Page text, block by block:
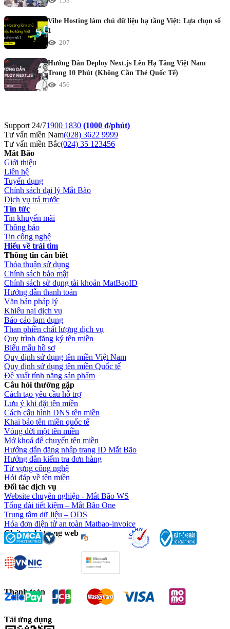
Vibe Hosting làm chủ dữ liệu hạ tầng Việt: Lựa chọn số
1
207
Hướng Dẫn Deploy Next.js Lên Hạ Tầng Việt Nam
Trong 10 Phút (Không Cần Thẻ Quốc Tế)
456
Support 24/71900 1830 (1000 đ/phút)
Tư vấn miền Nam(028) 3622 9999
Tư vấn miền Bắc(024) 35 123456
Mắt Bão
Giới thiệu
Liên hệ
Tuyển dụng
Chính sách đại lý Mắt Bão
Dịch vụ trả trước
Tin tức
Tin khuyến mãi
Thông báo
Tin công nghệ
Hiểu về trái tim
Thông tin cần biết
Thỏa thuận sử dụng
Chính sách bảo mật
Chính sách sử dụng tài khoản MatBaoID
Hướng dẫn thanh toán
Văn bản pháp lý
Khiếu nại dịch vụ
Báo cáo lạm dụng
Than phiền chất lượng dịch vụ
Quy trình đăng ký tên miền
Biểu mẫu hồ sơ
Quy định sử dụng tên miền Việt Nam
Quy định sử dụng tên miền Quốc tế
Đề xuất tính năng sản phẩm
Câu hỏi thường gặp
Cách tạo yêu cầu hỗ trợ
Lưu ý khi đặt tên miền
Cách cấu hình DNS tên miền
Khai báo tên miền quốc tế
Vòng đời một tên miền
Mở khoá để chuyển tên miền
Hướng dẫn đăng nhập trang ID Mắt Bão
Hướng dẫn kiểm tra đơn hàng
Từ vựng công nghệ
Hỏi đáp về tên miền
Đối tác dịch vụ
Website chuyên nghiệp - Mắt Bão WS
Tổng đài tiết kiệm – Mắt Bão One
Trung tâm dữ liệu – ODS
Hóa đơn điện tử an toàn Matbao-invoice
Chứng chỉ trang web
Thanh toán
Tải ứng dụng